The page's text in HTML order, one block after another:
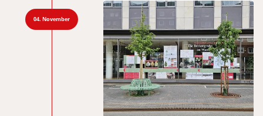
04. November